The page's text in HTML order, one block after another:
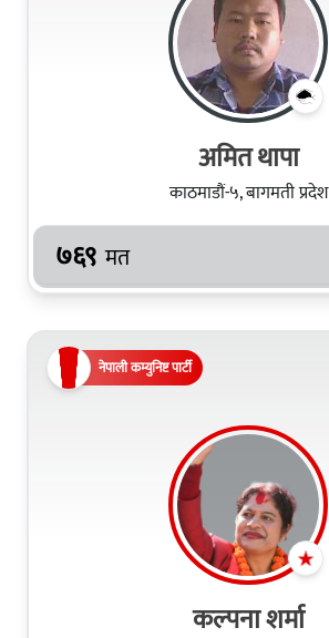
अमित थापा
काठमाडौं-५, बागमती प्रदेश
७६९ मत
नेपाली कम्युनिष्ट पार्टी
कल्पना शर्मा